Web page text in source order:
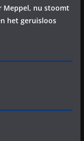
Meppel, nu stoomt
het geruisloos